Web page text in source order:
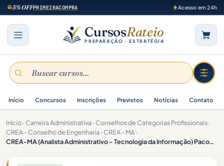
5% OFFPRIMEIRACOMPRA Acesso em 24h
CursosRateio
PREPARAÇÃO · ESTRATÉGIA
Início Concursos Inscrições Previstos Notícias Contato
Início› Carreira Administrativa› Conselhos de Categorias Profissionais›
CREA - Conselho de Engenharia› CREA - MA›
CREA-MA (Analista Administrativo – Tecnologia da Informação) Pacote – 2025 (Pós-Edital)